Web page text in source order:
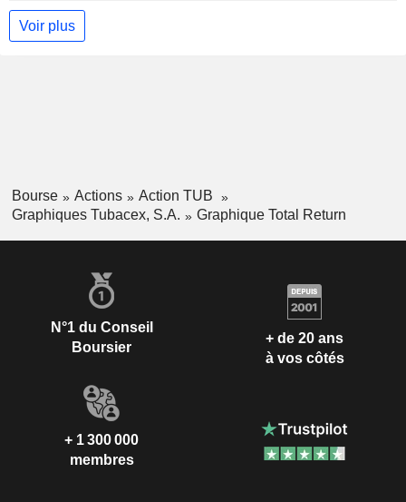
Voir plus
Bourse Actions
Action TUB
Graphiques Tubacex, S.A.
Graphique Total Return
N°1 du Conseil
Boursier
+ de 20 ans
à vos côtés
+ 1 300 000
membres